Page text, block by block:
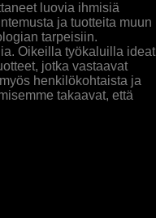
luovia ihmisiä
ja tuotteita muun
tarpeisiin.
Oikeilla työkaluilla ideat
jotka vastaavat
henkilökohtaista ja
takaavat, että